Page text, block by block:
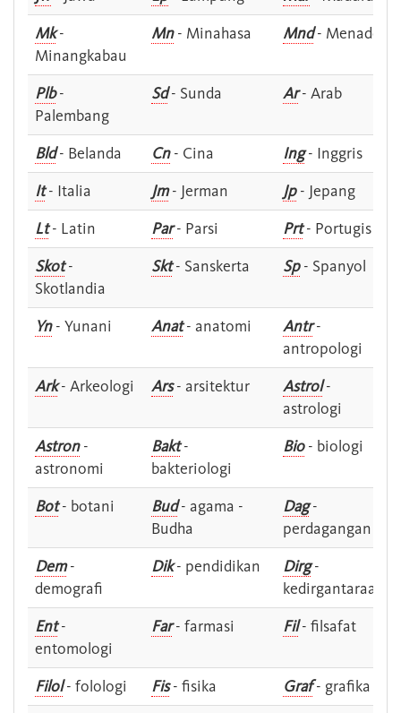
Mk-
Minangkabau
Mn- Minahasa Mnd- Menado
Plb-
Palembang
Sd- Sunda Ar- Arab
Bld- Belanda Cn- Cina Ing- Inggris
It- Italia Jm- Jerman Jp- Jepang
Lt- Latin Par- Parsi Prt- Portugis
Skot-
Skotlandia
Skt- Sanskerta Sp- Spanyol
Yn- Yunani Anat- anatomi Antr-
antropologi
Ark- Arkeologi Ars- arsitektur Astrol-
astrologi
Astron-
astronomi
Bakt-
bakteriologi
Bio- biologi
Bot- botani Bud- agama -
Budha
Dag-
perdagangan
Dem-
demografi
Dik- pendidikan Dirg-
kedirgantaraan
Ent-
entomologi
Far- farmasi Fil- filsafat
Filol- folologi Fis- fisika Graf- grafika